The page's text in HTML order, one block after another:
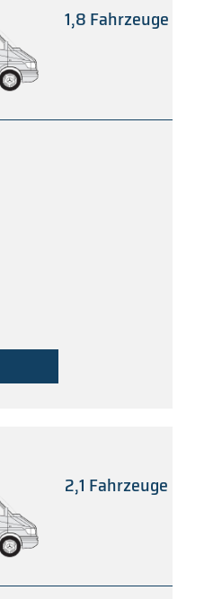
1,8 Fahrzeuge
2,1 Fahrzeuge